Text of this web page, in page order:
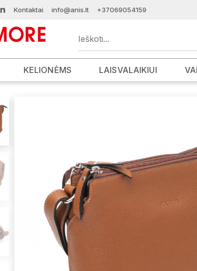
Kontaktai info@anis.lt +37069054159
KELIONĖMS LAISVALAIKIUI